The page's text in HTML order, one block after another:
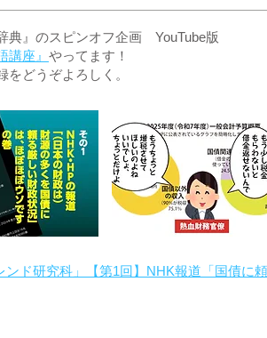
典』のスピンオフ企画 YouTube版
講座』 やってます！
をどうぞよろしく。
ンド研究科」【第1回】NHK報道「国債に